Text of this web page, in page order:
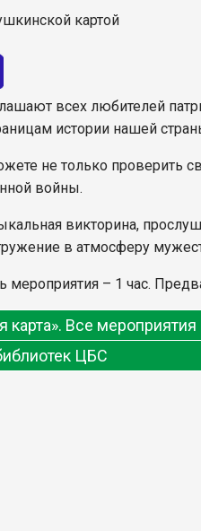
картой
всех любителей
истории нашей
не только проверить
войны.
викторина,
в атмосферу
мероприятия – 1 час.
карта». Все
ЦБС